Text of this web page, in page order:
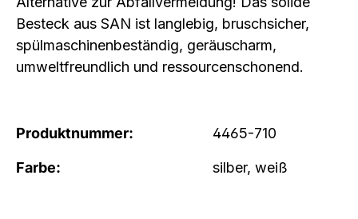
Besteck aus SAN ist langlebig, bruschsicher,
spülmaschinenbeständig, geräuscharm,
umweltfreundlich und ressourcenschonend.
Produktnummer: 4465-710
Farbe: silber, weiß